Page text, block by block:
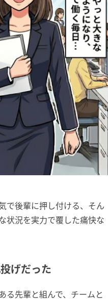
で後輩に押し付ける、そん
状況を実力で覆した痛快な
げだった
る先輩と組んで、チームと